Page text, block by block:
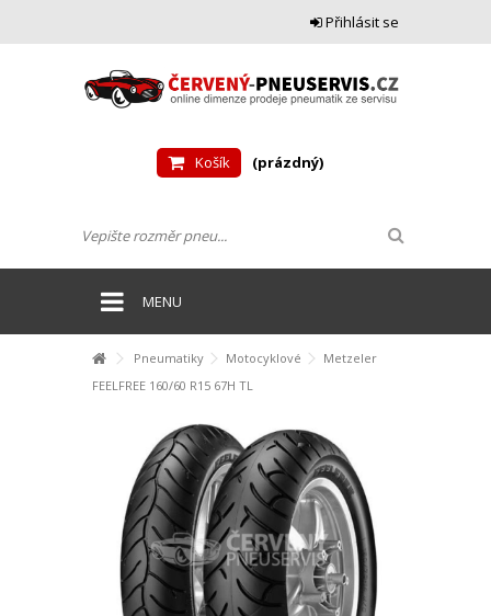
Přihlásit se
Košík (prázdný)
MENU
Pneumatiky Motocyklové
Metzeler
FEELFREE 160/60 R15 67H TL